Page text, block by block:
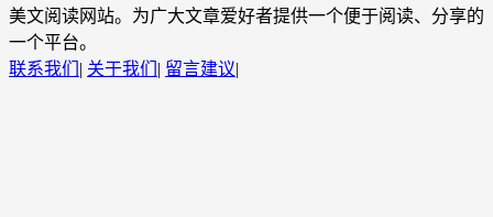
美文阅读网站。为广大文章爱好者提供一个便于阅读、分享的
一个平台。
联系我们 | 关于我们 | 留言建议|